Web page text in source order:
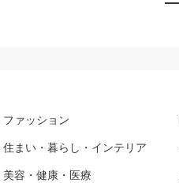
ファッション
住まい・暮らし・インテリア
美容・健康・医療